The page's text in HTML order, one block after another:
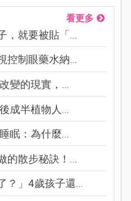
看更多
，就要被貼「...
控制眼藥水納...
變的現實，...
成半植物人...
眠：為什麼...
的散步秘訣！...
？」4歲孩子還...